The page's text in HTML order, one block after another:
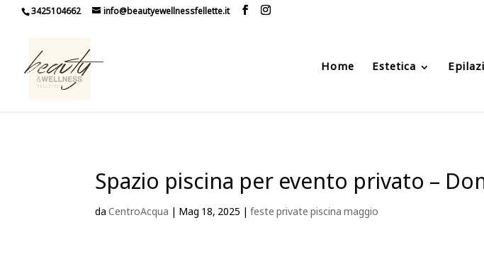
3425104662 info@beautyewellnessfellette.it
Home Estetica
Spazio piscina per evento privato –
daCentroAcqua | Mag 18, 2025 |feste private piscina maggio